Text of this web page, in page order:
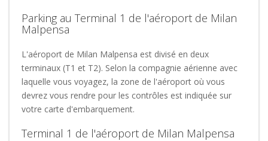
Parking au Terminal 1 de l'aéroport de Milan
Malpensa
L'aéroport de Milan Malpensa est divisé en deux
terminaux (T1 et T2). Selon la compagnie aérienne avec
laquelle vous voyagez, la zone de l'aéroport où vous
devrez vous rendre pour les contrôles est indiquée sur
votre carte d'embarquement.
Terminal 1 de l'aéroport de Milan Malpensa